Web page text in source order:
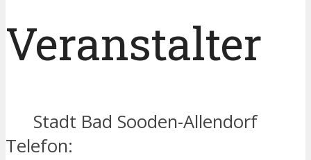
Veranstalter
Stadt Bad Sooden-Allendorf
Telefon: